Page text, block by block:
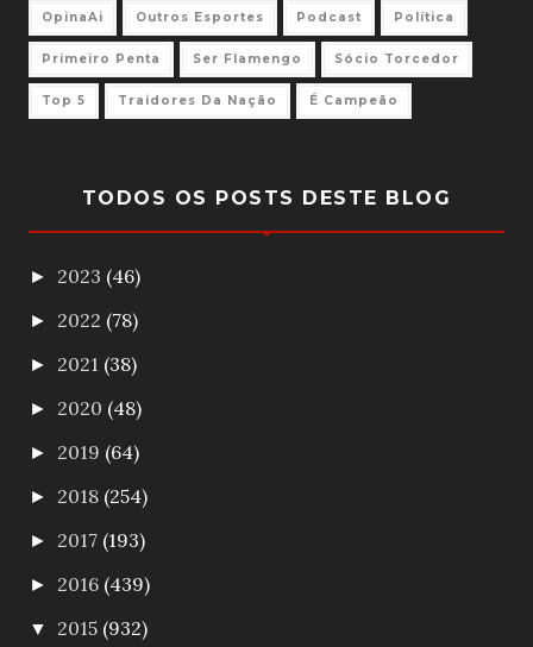
OpinaAi Outros Esportes Podcast Política
Primeiro Penta Ser Flamengo Sócio Torcedor
Top 5 Traidores Da Nação É Campeão
TODOS OS POSTS DESTE BLOG
► 2023 (46)
► 2022 (78)
► 2021 (38)
► 2020 (48)
► 2019 (64)
► 2018 (254)
► 2017 (193)
► 2016 (439)
▼ 2015 (932)